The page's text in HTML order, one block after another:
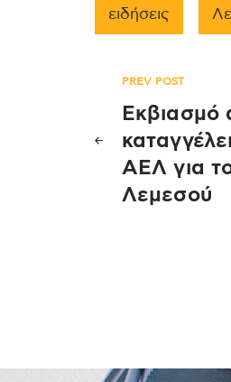
ειδήσεις
PREV POST
ΑΕΛ για
Λεμεσού